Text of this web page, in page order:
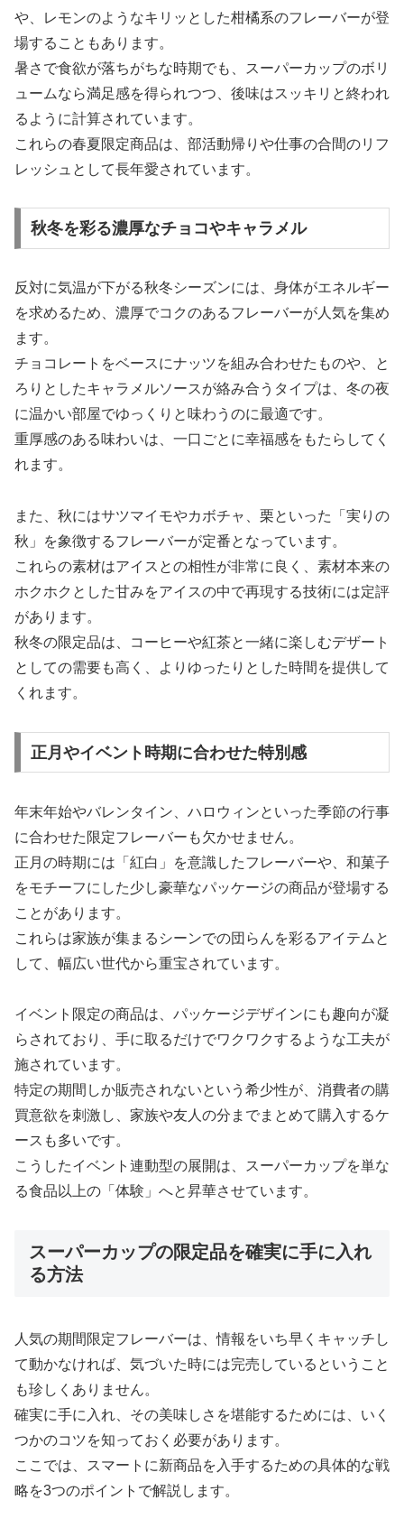
や、レモンのようなキリッとした柑橘系のフレーバーが登
場することもあります。
暑さで食欲が落ちがちな時期でも、スーパーカップのボリ
ュームなら満足感を得られつつ、後味はスッキリと終われ
るように計算されています。
これらの春夏限定商品は、部活動帰りや仕事の合間のリフ
レッシュとして長年愛されています。
秋冬を彩る濃厚なチョコやキャラメル
反対に気温が下がる秋冬シーズンには、身体がエネルギー
を求めるため、濃厚でコクのあるフレーバーが人気を集め
ます。
チョコレートをベースにナッツを組み合わせたものや、と
ろりとしたキャラメルソースが絡み合うタイプは、冬の夜
に温かい部屋でゆっくりと味わうのに最適です。
重厚感のある味わいは、一口ごとに幸福感をもたらしてく
れます。
また、秋にはサツマイモやカボチャ、栗といった「実りの
秋」を象徴するフレーバーが定番となっています。
これらの素材はアイスとの相性が非常に良く、素材本来の
ホクホクとした甘みをアイスの中で再現する技術には定評
があります。
秋冬の限定品は、コーヒーや紅茶と一緒に楽しむデザート
としての需要も高く、よりゆったりとした時間を提供して
くれます。
正月やイベント時期に合わせた特別感
年末年始やバレンタイン、ハロウィンといった季節の行事
に合わせた限定フレーバーも欠かせません。
正月の時期には「紅白」を意識したフレーバーや、和菓子
をモチーフにした少し豪華なパッケージの商品が登場する
ことがあります。
これらは家族が集まるシーンでの団らんを彩るアイテムと
して、幅広い世代から重宝されています。
イベント限定の商品は、パッケージデザインにも趣向が凝
らされており、手に取るだけでワクワクするような工夫が
施されています。
特定の期間しか販売されないという希少性が、消費者の購
買意欲を刺激し、家族や友人の分までまとめて購入するケ
ースも多いです。
こうしたイベント連動型の展開は、スーパーカップを単な
る食品以上の「体験」へと昇華させています。
スーパーカップの限定品を確実に手に入れ
る方法
人気の期間限定フレーバーは、情報をいち早くキャッチし
て動かなければ、気づいた時には完売しているということ
も珍しくありません。
確実に手に入れ、その美味しさを堪能するためには、いく
つかのコツを知っておく必要があります。
ここでは、スマートに新商品を入手するための具体的な戦
略を3つのポイントで解説します。